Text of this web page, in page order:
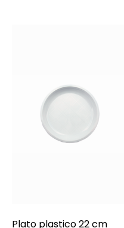
Plato plastico 22 cm